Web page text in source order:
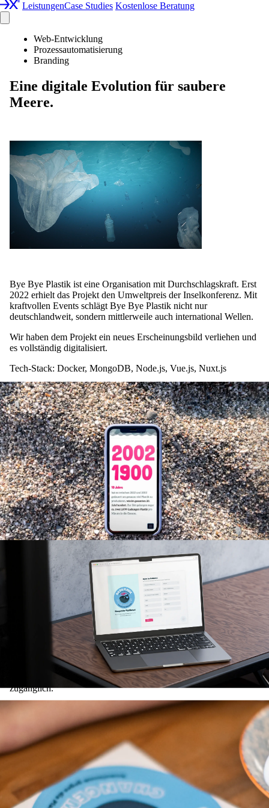
LeistungenCase Studies Kostenlose Beratung
Web-Entwicklung
Prozessautomatisierung
Branding
Eine digitale Evolution für saubere
Meere.
Bye Bye Plastik ist eine Organisation mit Durchschlagskraft. Erst
2022 erhielt das Projekt den Umweltpreis der Inselkonferenz. Mit
kraftvollen Events schlägt Bye Bye Plastik nicht nur
deutschlandweit, sondern mittlerweile auch international Wellen.
Wir haben dem Projekt ein neues Erscheinungsbild verliehen und
es vollständig digitalisiert.
Tech-Stack: Docker, MongoDB, Node.js, Vue.js, Nuxt.js
Gemeinsam für saubere Meere. Digital, zeitgemäß und
zugänglich.